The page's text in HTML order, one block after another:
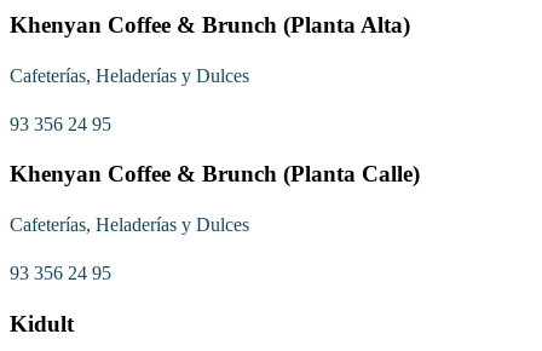
Khenyan Coffee & Brunch (Planta Alta)
Cafeterías, Heladerías y Dulces
93 356 24 95
Khenyan Coffee & Brunch (Planta Calle)
Cafeterías, Heladerías y Dulces
93 356 24 95
Kidult